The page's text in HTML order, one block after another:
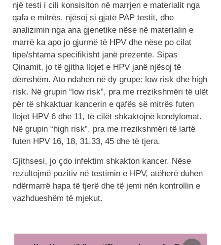
një testi i cili konsisiton në marrjen e materialit nga
qafa e mitrës, njësoj si gjatë PAP testit, dhe
analizimin nga ana gjenetike nëse në materialin e
marrë ka apo jo gjurmë të HPV dhe nëse po cilat
tipe/shtama specifikisht janë prezente. Sipas
Qinamit, jo të gjitha llojet e HPV janë njësoj të
dëmshëm. Ato ndahen në dy grupe: low risk dhe high
risk. Në grupin “low risk”, pra me rrezikshmëri të ulët
për të shkaktuar kancerin e qafës së mitrës futen
llojet HPV 6 dhe 11, të cilët shkaktojnë kondylomat.
Në grupin “high risk”, pra me rrezikshmëri të lartë
futen HPV 16, 18, 31,33, 45 dhe të tjera.
Gjithsesi, jo çdo infektim shkakton kancer. Nëse
rezultojmë pozitiv në testimin e HPV, atëherë duhen
ndërmarrë hapa të tjerë dhe të jemi nën kontrollin e
vazhdueshëm të mjekut.